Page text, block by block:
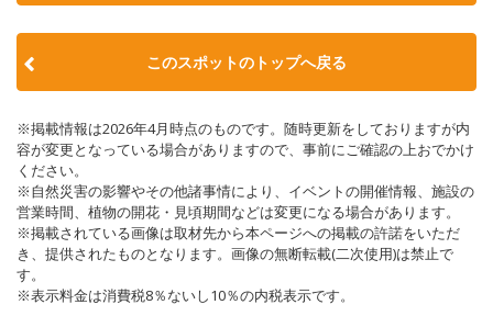
このスポットのトップへ戻る
※掲載情報は2026年4月時点のものです。随時更新をしておりますが内
容が変更となっている場合がありますので、事前にご確認の上おでかけ
ください。
※自然災害の影響やその他諸事情により、イベントの開催情報、施設の
営業時間、植物の開花・見頃期間などは変更になる場合があります。
※掲載されている画像は取材先から本ページへの掲載の許諾をいただ
き、提供されたものとなります。画像の無断転載(二次使用)は禁止で
す。
※表示料金は消費税8％ないし10％の内税表示です。